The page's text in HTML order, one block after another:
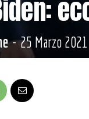
- 25 Marzo 2021